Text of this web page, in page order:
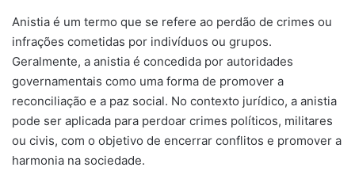
Anistia é um termo que se refere ao perdão de crimes ou
infrações cometidas por indivíduos ou grupos.
Geralmente, a anistia é concedida por autoridades
governamentais como uma forma de promover a
reconciliação e a paz social. No contexto jurídico, a anistia
pode ser aplicada para perdoar crimes políticos, militares
ou civis, com o objetivo de encerrar conflitos e promover a
harmonia na sociedade.